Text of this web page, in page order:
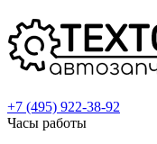
+7 (495) 922-38-92
Часы работы